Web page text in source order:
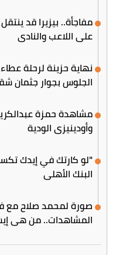
مفاجأة.. بيزيرا قد
على اللاعب والنادي
نهاية حزينة لرحلة
الجلوس بجوار جثمان
مشاهدة حمزة
وأودينيزي الودية
البنك الأهلي
صورة لمحمد صلاح مع
المشاهدات.. من هي